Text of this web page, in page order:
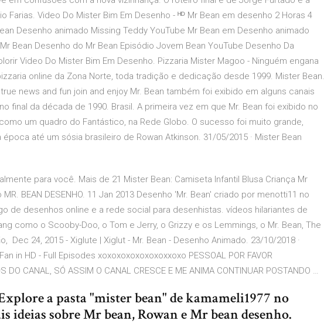
Farias. Video Do Mister Bim Em Desenho - ᴴᴰ Mr Bean em desenho 2 Horas 4
Desenho animado Missing Teddy YouTube Mr Bean em Desenho animado
Bean Desenho do Mr Bean Episódio Jovem Bean YouTube Desenho Da
Video Do Mister Bim Em Desenho. Pizzaria Mister Magoo - Ninguém engana
online da Zona Norte, toda tradição e dedicação desde 1999. Mister Bean.
news and fun join and enjoy Mr. Bean também foi exibido em alguns canais
final da década de 1990. Brasil. A primeira vez em que Mr. Bean foi exibido no
um quadro do Fantástico, na Rede Globo. O sucesso foi muito grande,
até um sósia brasileiro de Rowan Atkinson. 31/05/2015 · Mister Bean
para você. Mais de 21 Mister Bean: Camiseta Infantil Blusa Criança Mr
BEAN DESENHO. 11 Jan 2013 Desenho 'Mr. Bean' criado por menotti11 no
de desenhos online e a rede social para desenhistas. vídeos hilariantes de
como o Scooby-Doo, o Tom e Jerry, o Grizzy e os Lemmings, o Mr. Bean, The
Dec 24, 2015 - Xiglute | Xiglut - Mr. Bean - Desenho Animado. 23/10/2018 ·
in HD - Full Episodes xoxoxoxoxoxoxoxxoxo PESSOAL POR FAVOR
DO CANAL, SÓ ASSIM O CANAL CRESCE E ME ANIMA CONTINUAR POSTANDO …
a pasta "mister bean" de kamameli1977 no
ideias sobre Mr bean, Rowan e Mr bean desenho.